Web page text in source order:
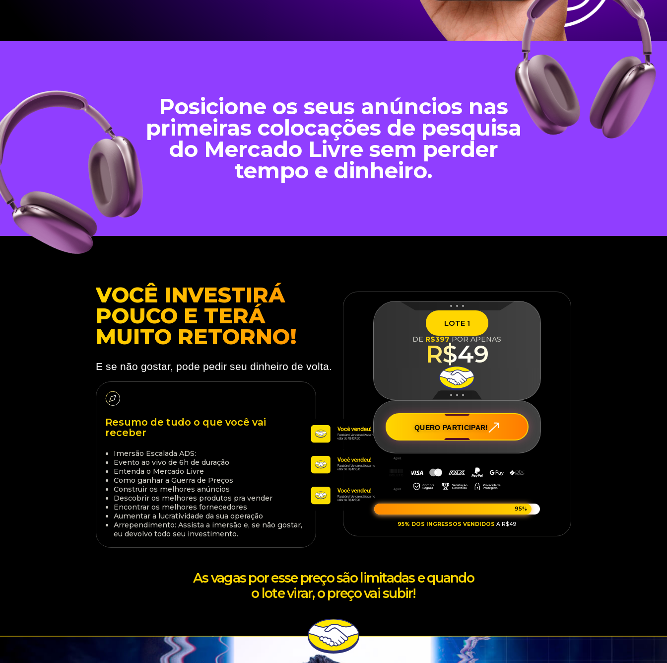
Posicione os seus anúncios nas
primeiras colocações de pesquisa
do Mercado Livre sem perder
tempo e dinheiro.
VOCÊ INVESTIRÁ
POUCO E TERÁ
MUITO RETORNO!
E se não gostar, pode pedir seu dinheiro de volta.
Resumo de tudo o que você vai
receber
Imersão Escalada ADS:
Evento ao vivo de 6h de duração
Entenda o Mercado Livre
Como ganhar a Guerra de Preços
Construir os melhores anúncios
Descobrir os melhores produtos pra vender
Encontrar os melhores fornecedores
Aumentar a lucratividade da sua operação
Arrependimento: Assista a imersão e, se não gostar,
eu devolvo todo seu investimento.
LOTE 1
DE R$397 POR APENAS
R$49
QUERO PARTICIPAR!
95%
95% DOS INGRESSOS VENDIDOS A R$49
As vagas por esse preço são limitadas e quando
o lote virar, o preço vai subir!